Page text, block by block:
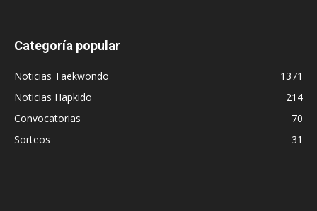
Categoría popular
Noticias Taekwondo
1371
Noticias Hapkido
214
Convocatorias
70
Sorteos
31